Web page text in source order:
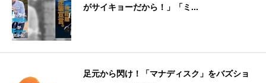
がサイキョーだから！」「ミ...
足元から閃け！「マナディスク」をバズショ